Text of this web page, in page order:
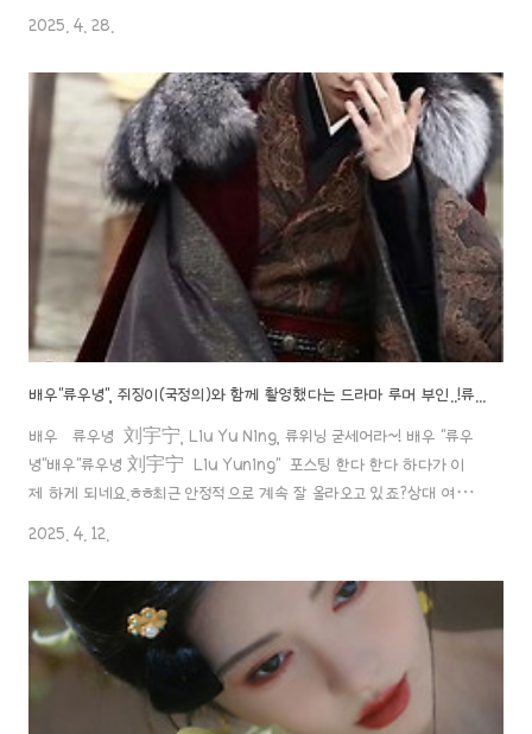
히 라운희 배우. 중드에서는 탄탄한 연기력과 흥행 배우로 안정
운희" x 키 때문에 놀림을 받는다고요?배우라운희 罗云熙, Luo
Yunxi '발레천재'에서 'A급 배우'가 된 "라운희"라운희 (罗云熙,
Leo Luo) 이 배우에 대해서 포스팅한다 한다 생각해 놓고 계속 못하
다가 이렇게 하게 되었네요.ㅎㅎ 유명하aaa888000.com 배우 "라
운희" x 성공적인 체중 증가로 볼 통통해지고 부..
2025. 4. 28.
배우 류우녕 刘宇宁, Liu Yu Ning, 류위닝 굳세어라~! 배우 "류우
녕"배우"류우녕 刘宇宁 Liu Yuning" 포스팅 한다 한다 하다가 이
제 하게 되네요.ㅎㅎ최근 안정적으로 계속 잘 올라오고 있죠?상대 여자
다는 드라마 루머 부인..!류우녕 배우 측은 늘 낚이는 상황에 안타까운
표해.. 조로사 배우와 류우녕 배우가 공식발표를요?;;배우조로사
赵露思, Zhao Lusi, 자오루시 &류우녕 刘宇宁, Liu Yuning, 류
우닝 조로사 (赵露思/Zhao Lusi)배우 조로사 (Zhao Lusi / 赵
露思) 1. 프로필 출생: 1998년 11월 9..
2025. 4. 12.